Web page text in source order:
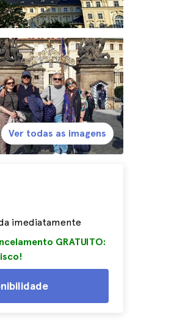
imediatamente
GRATUITO:
Ver todas as imagens